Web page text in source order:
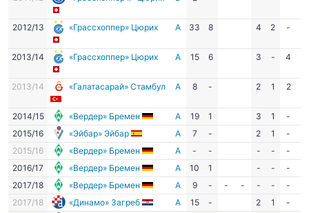
2012/13 «Грассхоппер» Цюрих А 33 8 4 2 -
2013/14 «Грассхоппер» Цюрих А 15 6 3 - 4
2013/14 «Галатасарай» Стамбул А 8 - 2 1 2
2014/15 «Вердер» Бремен А 19 1 3 1 -
2015/16
«Эйбар» Эйбар А 7 - 2 1 -
2015/16
«Вердер» Бремен А - - - - -
2016/17
«Вердер» Бремен А 10 1 - - -
2017/18
«Вердер» Бремен А 9 - - - - - -
2017/18
«Динамо» Загреб А 15 - 2 1 -